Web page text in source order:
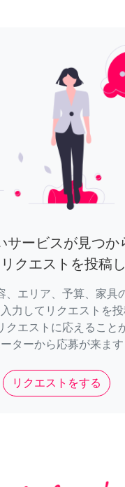
サービスが見つか
クエストを投稿
、エリア、予算、家具
力してリクエストを投
クエストに応えること
ターから応募が来ます
リクエストをする